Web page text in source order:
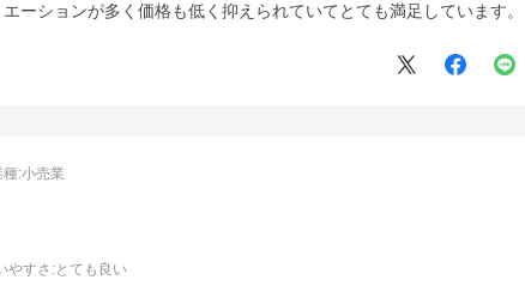
ーションが多く価格も低く抑えられていてとても満足しています。
やすさ :とても良い
種:小売業